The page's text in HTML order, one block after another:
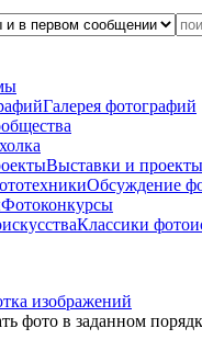
Галерея фотографий
Выставки и проекты
Обсуждение
Фотоконкурсы
Классики
изображений
фото в заданном